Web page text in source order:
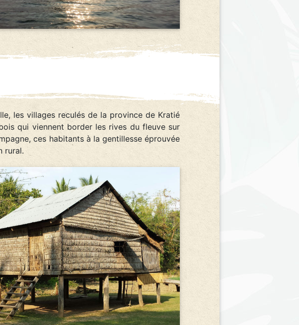
les villages reculés de la province de Kratié
qui viennent border les rives du fleuve sur
ces habitants à la gentillesse éprouvée
rural.